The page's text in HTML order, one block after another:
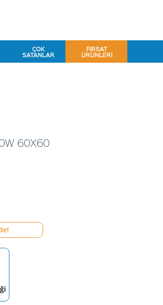
ÇOK
SATANLAR
FIRSAT
ÜRÜNLERI
60X60